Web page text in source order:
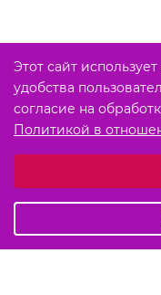
Этот сайт
удобства
согласие на
Политикой в
Обязательные